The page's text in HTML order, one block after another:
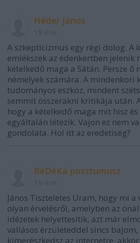
Héder János
A szkepticizmus egy régi dolog. A
emlékszek az édenkertben jelenik
kételkedő maga a Sátán. Persze ő
némelyek számára. A mindenkori
tudományos eszköz, mindent
semmit összerakni kritikája után.
hogy a kételkedő maga mit hisz
egyáltalán létezik. Vajon ez nem
gondolata. Hol itt az eredetiség?
BéDéKá posztumusz
János Tiszteletes Uram, hogy mi a
olyan érvelésről, amelyben az
idézetek helyettesítik, azt már
vallásos érzületeddel sincs bajom,
kimerészkedsz az internetre,